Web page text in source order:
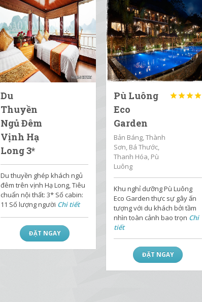
Du
Thuyền
Ngủ Đêm
Vịnh Hạ
Long 3*
Du thuyền ghép khách ngủ
đêm trên vịnh Hạ Long, Tiêu
chuẩn nội thất: 3* Số cabin:
11 Số lượng người Chi tiết
ĐẶT NGAY
Pù Luông
Eco
Garden

Bản Báng, Thành
Sơn, Bá Thước,
Thanh Hóa, Pù
Luông
Khu nghỉ dưỡng Pù Luông
Eco Garden thực sự gây ấn
tượng với du khách bởi tầm
nhìn toàn cảnh bao trọn Chi
tiết
ĐẶT NGAY